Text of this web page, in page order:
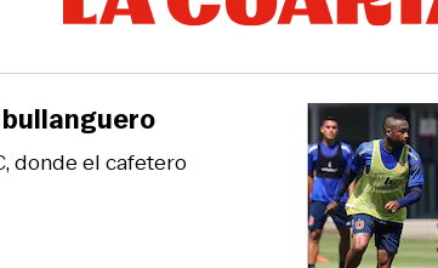
donde el cafetero